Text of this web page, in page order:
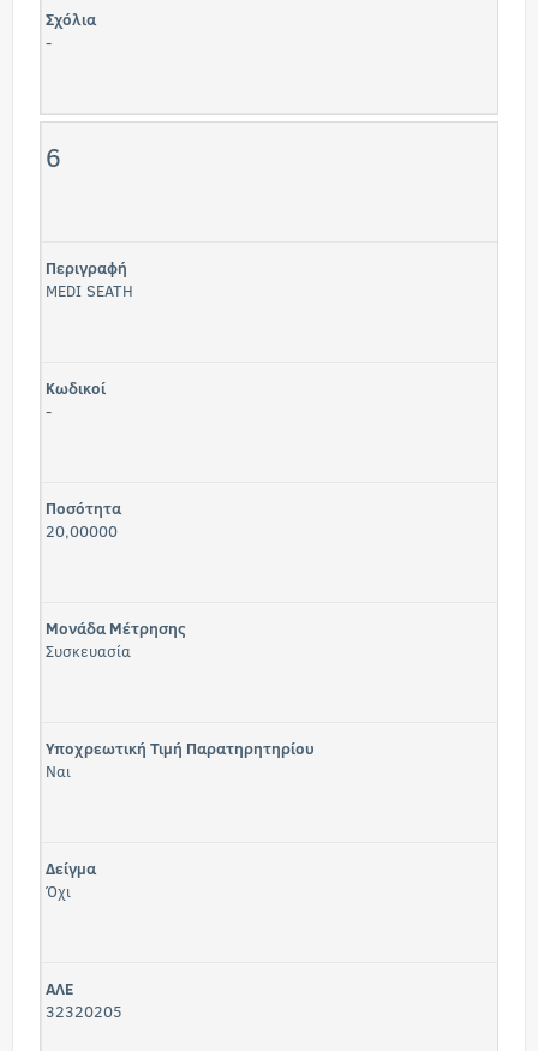
Σχόλια
-
6
Περιγραφή
MEDI SEATH
Κωδικοί
-
Ποσότητα
20,00000
Μονάδα Μέτρησης
Συσκευασία
Υποχρεωτική Τιμή Παρατηρητηρίου
Ναι
Δείγμα
Όχι
ΑΛΕ
32320205